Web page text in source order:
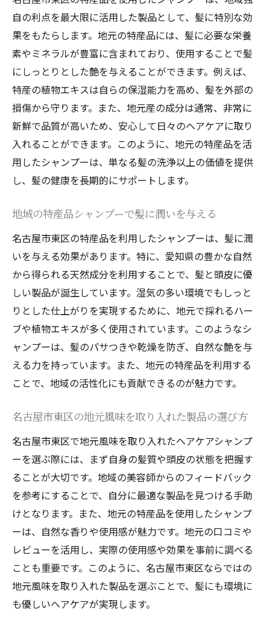
ヘアケア製品の魅力
東区発のナチュラルシャンプーが人気の理
由
髪と頭皮に優しい成分とは
ナチュラル製品の選び方とその効果
名古屋市東区で実践するナチュラルヘアケ
ア
自然由来の成分が髪に与えるポジティブな
影響
選び方
地域密着型の名古屋市東区のヘアケアシャンプ
ーが支持される理由
地域密着型シャンプーの利点とは
地元の声を反映した製品の魅力
名古屋市東区で生まれるヘアケアの新しい
トレンド
地域密着型製品の開発背景
消費者のニーズに応えるシャンプーの選び
方
地元で愛されるシャンプーの特徴
ヘアケア製品選び
美容師のアドバイスで選ぶヘアケア製品
髪質に合わせたシャンプー選びのポイント
プロが認めた東区のシャンプーの魅力
自分の髪質に最適な製品の見つけ方
美容師おすすめのヘアケアテクニック
名古屋市東区の美容師が愛用する製品
地元のフィードバックで進化する名古屋市東区
のヘアケアシャンプーの魅力
自の利点を最大限に活用した製品として、髪に特別な効
果をもたらします。地元の特産品には、髪に必要な栄養
素やミネラルが豊富に含まれており、使用することで髪
にしっとりとした艶を与えることができます。例えば、
特産の植物エキスは自らの保湿能力を高め、髪を外部の
損傷から守ります。また、地元産の成分は通常、非常に
新鮮で品質が高いため、安心して日々のヘアケアに取り
入れることができます。このように、地元の特産品を活
用したシャンプーは、単なる髪の洗浄以上の価値を提供
し、髪の健康を長期的にサポートします。
地域の特産品シャンプーで髪に潤いを与える
名古屋市東区の特産品を利用したシャンプーは、髪に潤
いを与える効果があります。特に、愛知県の豊かな自然
から得られる天然成分を利用することで、髪と頭皮に優
しい製品が誕生しています。湿気の多い環境でもしっと
りとした仕上がりを実現するために、地元で採れるハー
ブや植物エキスが多く使用されています。このようなシ
ャンプーは、髪のパサつきや乾燥を防ぎ、自然な艶を与
える力を持っています。また、地元の特産品を利用する
ことで、地域の活性化にも貢献できるのが魅力です。
名古屋市東区の地元風味を取り入れた製品の選び方
名古屋市東区で地元風味を取り入れたヘアケアシャンプ
ーを選ぶ際には、まず自身の髪質や頭皮の状態を把握す
ることが大切です。地域の美容師からのフィードバック
を参考にすることで、自分に最適な製品を見つける手助
けとなります。また、地元の特産品を使用したシャンプ
ーは、自然な香りや使用感が魅力です。地元の口コミや
レビューを活用し、実際の使用感や効果を事前に調べる
ことも重要です。このように、名古屋市東区ならではの
地元風味を取り入れた製品を選ぶことで、髪にも環境に
も優しいヘアケアが実現します。